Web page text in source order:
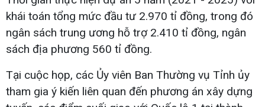
khái toán tổng mức đầu tư 2.970 tỉ đồng, trong đó
ngân sách trung ương hỗ trợ 2.410 tỉ đồng, ngân
sách địa phương 560 tỉ đồng.
Tại cuộc họp, các Ủy viên Ban Thường vụ Tỉnh ủy
tham gia ý kiến liên quan đến phương án xây dựng